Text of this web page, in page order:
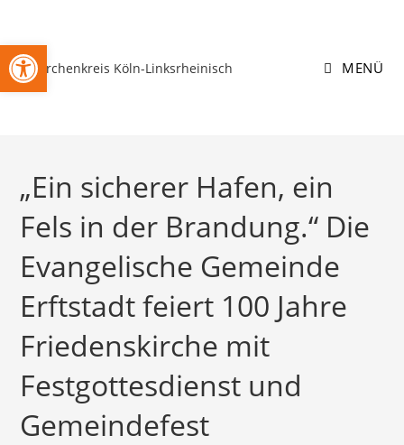
springen
MENÜ
„Ein sicherer Hafen, ein
Fels in der Brandung.“ Die
Evangelische Gemeinde
Erftstadt feiert 100 Jahre
Friedenskirche mit
Festgottesdienst und
Gemeindefest
Open toolbar